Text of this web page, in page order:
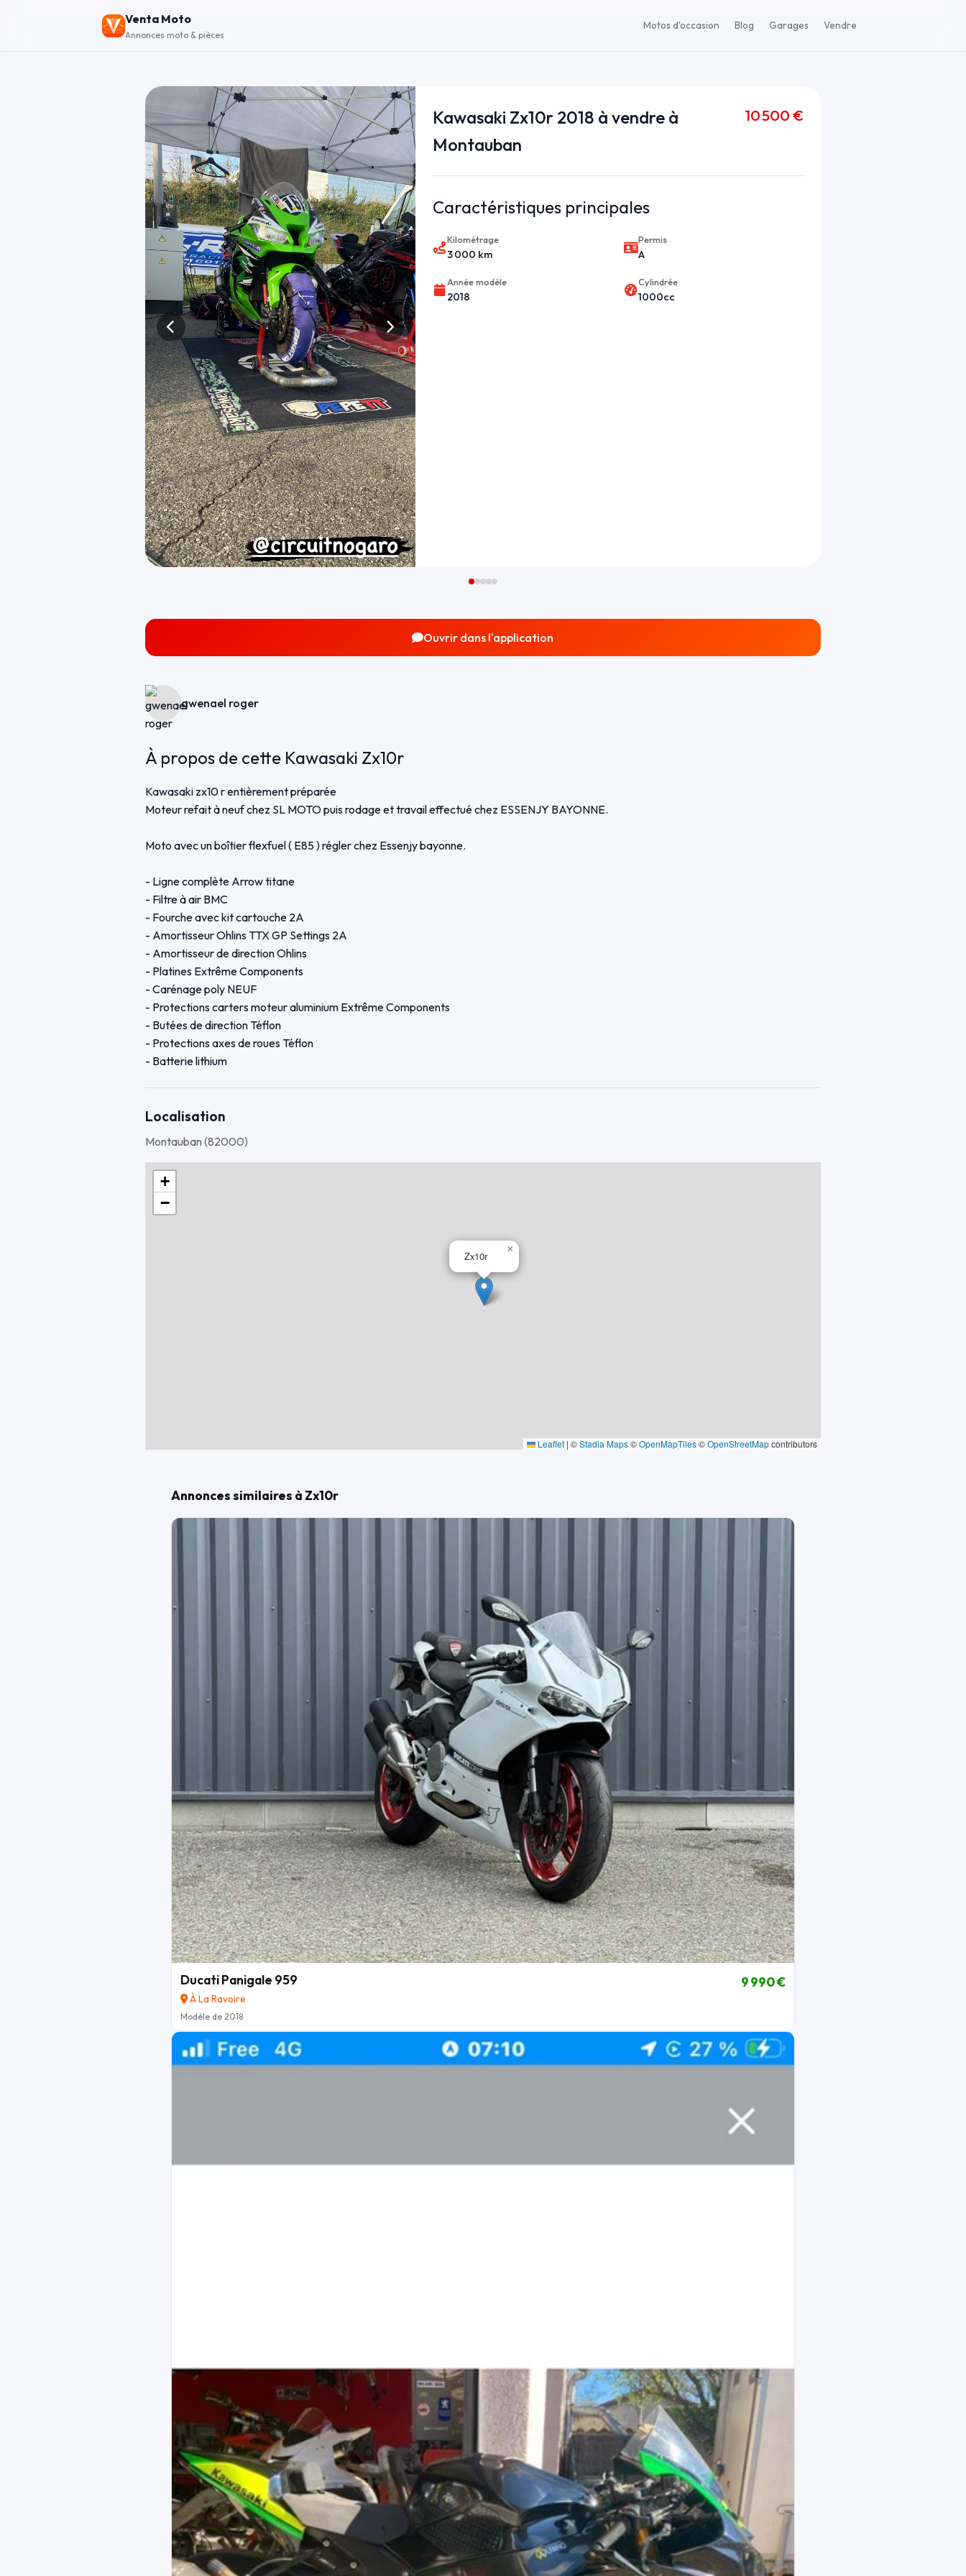
Venta Moto
Annonces moto & pièces
Motos d'occasion Blog Garages Vendre
Kawasaki Zx10r 2018 à vendre à
Montauban
10 500 €
Caractéristiques principales
Kilométrage
3 000 km
Permis
A
Année modèle
2018
Cylindrée
1000cc
Ouvrir dans l'application
gwenael roger
À propos de cette Kawasaki Zx10r
Kawasaki zx10 r entièrement préparée
Moteur refait à neuf chez SL MOTO puis rodage et travail effectué chez ESSENJY BAYONNE.
Moto avec un boîtier flexfuel ( E85 ) régler chez Essenjy bayonne.
- Ligne complète Arrow titane
- Filtre à air BMC
- Fourche avec kit cartouche 2A
- Amortisseur Ohlins TTX GP Settings 2A
- Amortisseur de direction Ohlins
- Platines Extrême Components
- Carénage poly NEUF
- Protections carters moteur aluminium Extrême Components
- Butées de direction Téflon
- Protections axes de roues Téflon
- Batterie lithium
- Dent de requin GB Racing
- Plaquettes Brembo 204
- Commodos racing taillés masse
- Bouchon de réservoir rapide
- Durites de frein aviation avant arrière
Localisation
Montauban (82000)
Zx10r
×
+
−
Leaflet | ©Stadia Maps©OpenMapTiles©OpenStreetMapcontributors
Annonces similaires à Zx10r
Ducati Panigale 959
À La Ravoire
Modèle de 2018
9 990 €